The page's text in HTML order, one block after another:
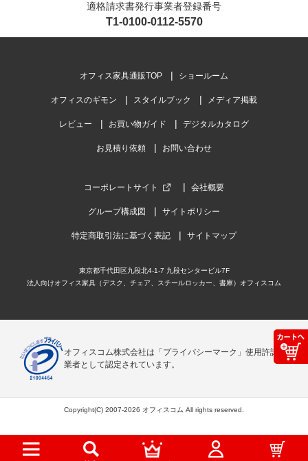
適格請求書発行事業者登録番号
T1-0100-0112-5570
オフィス家具通販TOP ショールーム
オフィスのギモン スタイルブック メディア掲載
レビュー お買い物ガイド デジタルカタログ
お見積り依頼 お問い合わせ
コーポレートサイト 会社概要
グループ構成図 サイトポリシー
特定商取引法に基づく表記 サイトマップ
東京都千代田区九段北4-1-7 九段センタービル7F
法人向けオフィス家具（デスク、チェア、スチールロッカー、書庫）オフィスコム
オフィスコム株式会社は「プライバシーマーク」使用許諾事
業者として認定されています。
Copyright(C) 2007-2026 オフィスコム All rights reserved.